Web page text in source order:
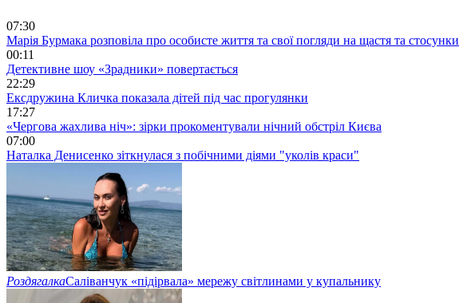
07:30
Марія Бурмака розповіла про особисте життя та свої погляди на щастя та стосунки
00:11
Детективне шоу «Зрадники» повертається
22:29
Ексдружина Кличка показала дітей під час прогулянки
17:27
«Чергова жахлива ніч»: зірки прокоментували нічний обстріл Києва
07:00
Наталка Денисенко зіткнулася з побічними діями "уколів краси"
РоздягалкаСаліванчук «підірвала» мережу світлинами у купальнику